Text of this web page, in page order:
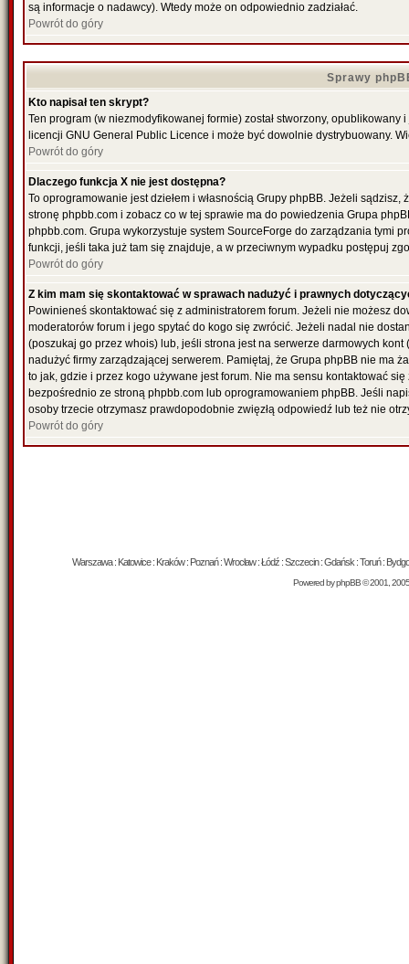
są informacje o nadawcy). Wtedy może on odpowiednio zadziałać.
Powrót do góry
Sprawy
Kto napisał ten skrypt?
Ten program (w niezmodyfikowanej formie) został stworzony, opublikowany
licencji GNU General Public Licence i może być dowolnie dystrybuowany.
Powrót do góry
Dlaczego funkcja X nie jest dostępna?
To oprogramowanie jest dziełem i własnością Grupy phpBB. Jeżeli
stronę phpbb.com i zobacz co w tej sprawie ma do powiedzenia Grupa
phpbb.com. Grupa wykorzystuje system SourceForge do zarządzania tymi
funkcji, jeśli taka już tam się znajduje, a w przeciwnym wypadku postępuj
Powrót do góry
Z kim mam się skontaktować w sprawach nadużyć i prawnych
Powinieneś skontaktować się z administratorem forum. Jeżeli nie możesz
moderatorów forum i jego spytać do kogo się zwrócić. Jeżeli nadal nie
(poszukaj go przez whois) lub, jeśli strona jest na serwerze darmowych
nadużyć firmy zarządzającej serwerem. Pamiętaj, że Grupa phpBB nie ma
to jak, gdzie i przez kogo używane jest forum. Nie ma sensu kontaktować
bezpośrednio ze stroną phpbb.com lub oprogramowaniem phpBB. Jeśli
osoby trzecie otrzymasz prawdopodobnie zwięzłą odpowiedź lub też nie
Powrót do góry
Warszawa : Katowice : Kraków : Poznań : Wrocław : Łódź : Szczecin : Gdańsk : Toruń :
Powered byphpBB© 2001,